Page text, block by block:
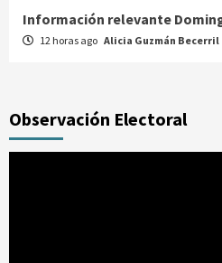
Información relevante
12 horas ago Alicia Guzmán Becerril
Observación Electoral